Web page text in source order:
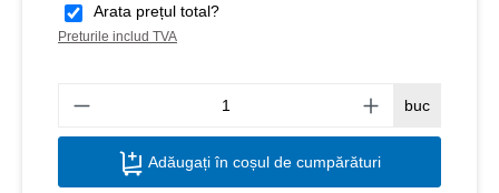
Arata prețul total?
Preturile includ TVA
buc
Adăugați în coșul de cumpărături